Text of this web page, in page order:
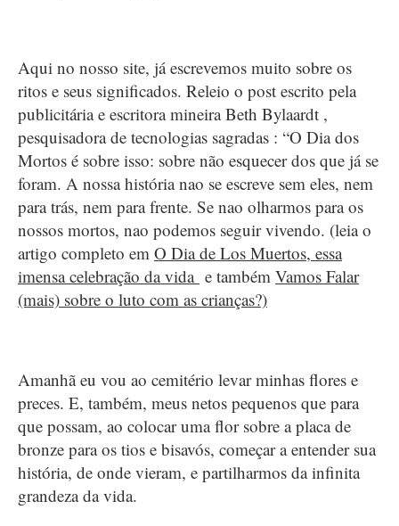
Aqui no nosso site, já escrevemos muito sobre os
ritos e seus significados. Releio o post escrito pela
publicitária e escritora mineira Beth Bylaardt ,
pesquisadora de tecnologias sagradas : “O Dia dos
Mortos é sobre isso: sobre não esquecer dos que já se
foram. A nossa história nao se escreve sem eles, nem
para trás, nem para frente. Se nao olharmos para os
nossos mortos, nao podemos seguir vivendo. (leia o
artigo completo em O Dia de Los Muertos, essa
imensa celebração da vida e também Vamos Falar
(mais) sobre o luto com as crianças?)
Amanhã eu vou ao cemitério levar minhas flores e
preces. E, também, meus netos pequenos que para
que possam, ao colocar uma flor sobre a placa de
bronze para os tios e bisavós, começar a entender sua
história, de onde vieram, e partilharmos da infinita
grandeza da vida.